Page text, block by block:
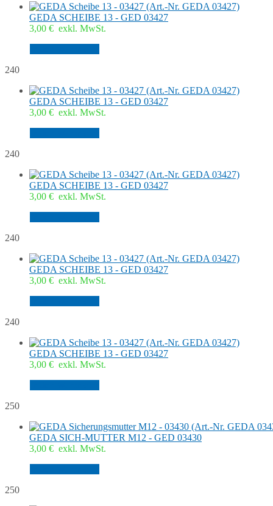
GEDA SCHEIBE 13 - GED 03427
3,00 € exkl. MwSt.
240
GEDA SCHEIBE 13 - GED 03427
3,00 € exkl. MwSt.
240
GEDA SCHEIBE 13 - GED 03427
3,00 € exkl. MwSt.
240
GEDA SCHEIBE 13 - GED 03427
3,00 € exkl. MwSt.
240
GEDA SCHEIBE 13 - GED 03427
3,00 € exkl. MwSt.
250
GEDA SICH-MUTTER M12 - GED 03430
3,00 € exkl. MwSt.
250